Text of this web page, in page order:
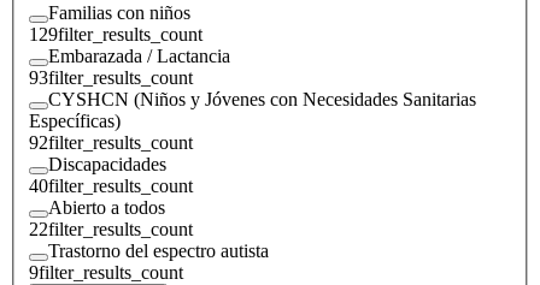
Familias con niños
129filter_results_count
Embarazada / Lactancia
93filter_results_count
CYSHCN (Niños y Jóvenes con Necesidades Sanitarias
Específicas)
92filter_results_count
Discapacidades
40filter_results_count
Abierto a todos
22filter_results_count
Trastorno del espectro autista
9filter_results_count